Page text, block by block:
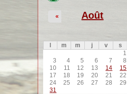
Août
«
m m j v s
1
3
4 5 6 7 8
10
11 12 13 14 15
17
18 19 20 21 22
24
25 26 27 28 29
31